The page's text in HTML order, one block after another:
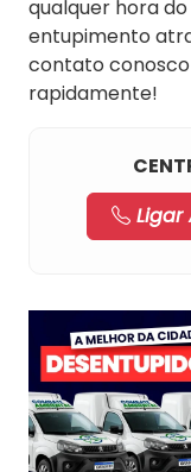
qualquer hora do
entupimento
contato
rapidamente!
Ligar